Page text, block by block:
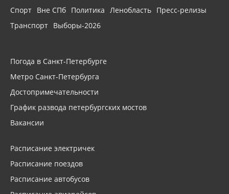
Спорт Вне СПб Политика Ленобласть Пресс-релизы
Транспорт Выборы-2026
Погода в Санкт-Петербурге
Метро Санкт-Петербурга
Достопримечательности
График развода петербургских мостов
Вакансии
Расписание электричек
Расписание поездов
Расписание автобусов